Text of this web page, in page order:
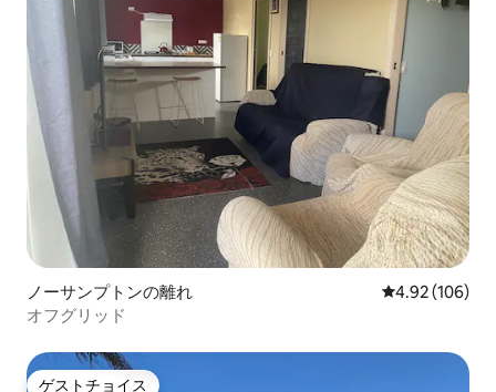
ノーサンプトンの離れ レビュー106
4.92 (106)
オフグリッド
ゲストチョイス